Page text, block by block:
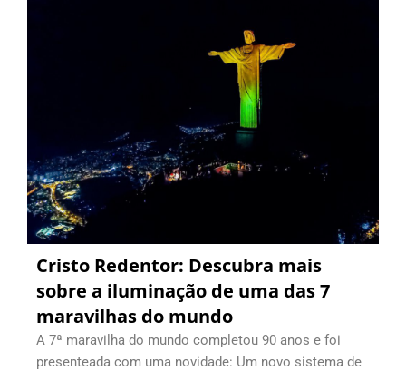
Cristo Redentor: Descubra mais
sobre a iluminação de uma das 7
maravilhas do mundo
A 7ª maravilha do mundo completou 90 anos e foi
presenteada com uma novidade: Um novo sistema de